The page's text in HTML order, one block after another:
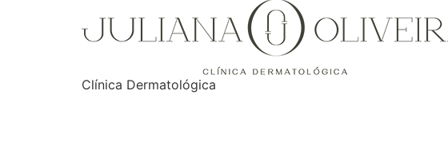
Clínica Dermatológica